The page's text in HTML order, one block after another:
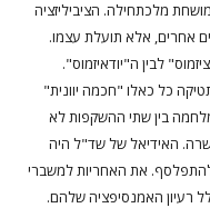
מלכתחילה. הציביליזציה
אחרים, אלא תועלת עצמו.
לבין ה"יודאיזמוס".
כל כאלו "חכמה יוונית"
בין שתי ההשקפות לא
האידיאל של שד"ל היה
להתפלסף. את האחריות למשברי
רעיון האמנסיפציה שלהם.